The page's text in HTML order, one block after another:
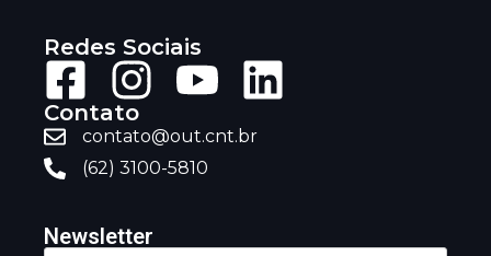
Redes Sociais
Contato
contato@out.cnt.br
(62) 3100-5810
Newsletter